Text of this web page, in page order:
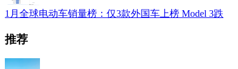
1月全球电动车销量榜：仅3款外国车上榜 Model 3跌
推荐